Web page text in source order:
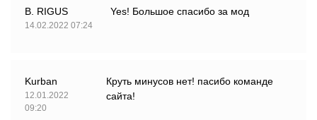
B. RIGUS
14.02.2022 07:24
Yes! Большое спасибо за мод
Kurban
12.01.2022
09:20
Круть минусов нет! пасибо команде
сайта!